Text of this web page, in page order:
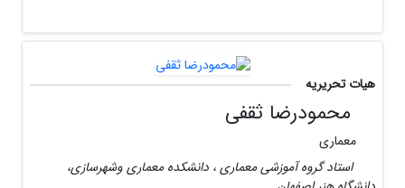
هیات تحریریه
محمودرضا ثقفی
معماری
استاد گروه آموزشی معماری ، دانشکده معماری وشهرسازی،